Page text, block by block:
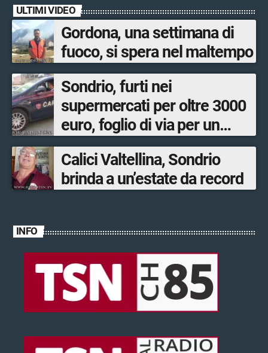
ULTIMI VIDEO
Gordona, una settimana di
fuoco, si spera nel maltempo
Sondrio, furti nei
supermercati per oltre 3000
euro, foglio di via per un
ventinovenne
Calici Valtellina, Sondrio
brinda a un’estate da record
INFO